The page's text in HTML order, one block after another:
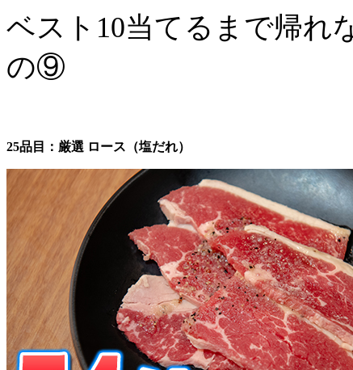
ベスト10当てるまで帰れ
の⑨
25品目：厳選 ロース（塩だれ）